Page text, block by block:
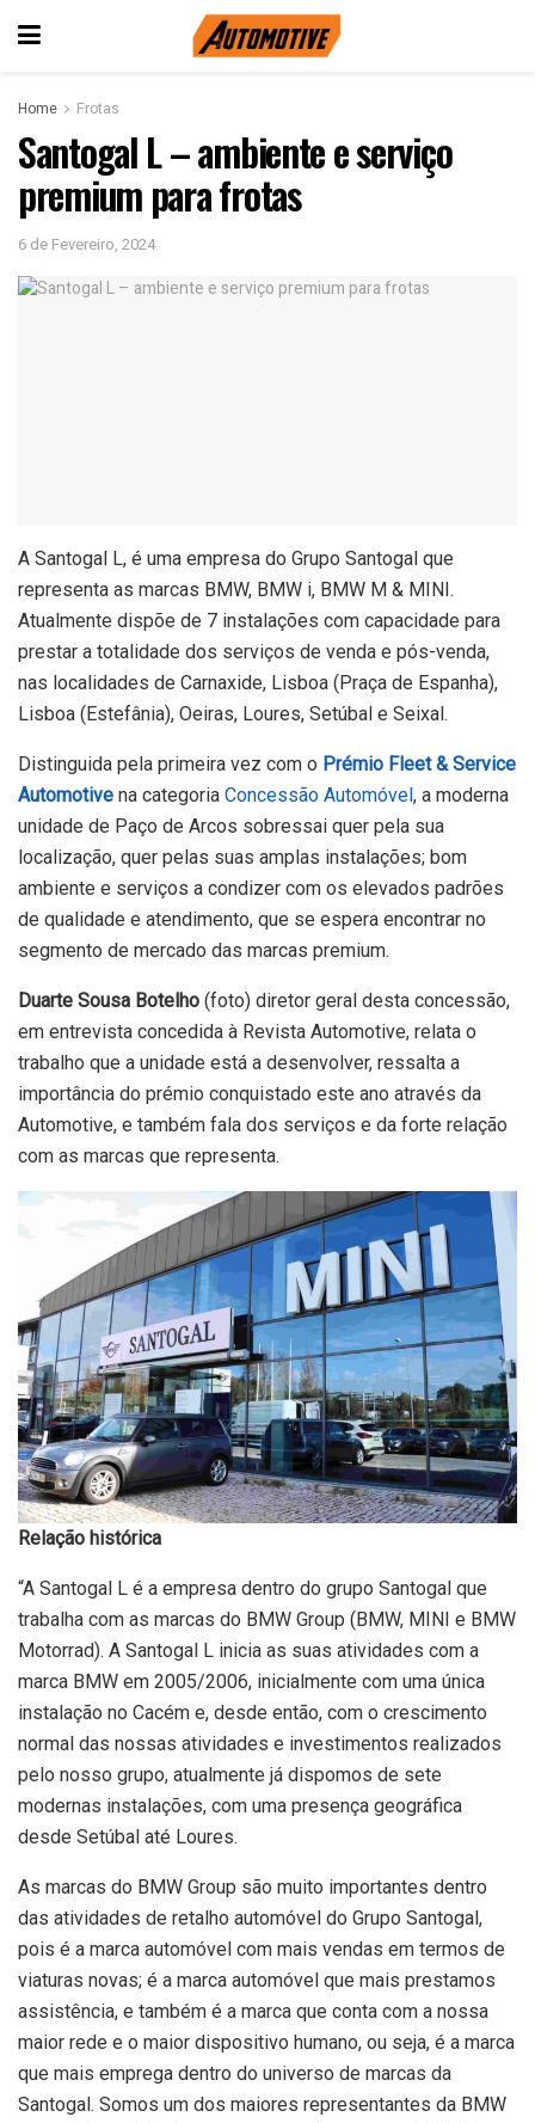
Home Frotas
Santogal L – ambiente e serviço
premium para frotas
6 de Fevereiro, 2024
A Santogal L, é uma empresa do Grupo Santogal que
representa as marcas BMW, BMW i, BMW M & MINI.
Atualmente dispõe de 7 instalações com capacidade para
prestar a totalidade dos serviços de venda e pós-venda,
nas localidades de Carnaxide, Lisboa (Praça de Espanha),
Lisboa (Estefânia), Oeiras, Loures, Setúbal e Seixal.
Distinguida pela primeira vez com o Prémio Fleet & Service
Automotive na categoria Concessão Automóvel, a moderna
unidade de Paço de Arcos sobressai quer pela sua
localização, quer pelas suas amplas instalações; bom
ambiente e serviços a condizer com os elevados padrões
de qualidade e atendimento, que se espera encontrar no
segmento de mercado das marcas premium.
Duarte Sousa Botelho (foto) diretor geral desta concessão,
em entrevista concedida à Revista Automotive, relata o
trabalho que a unidade está a desenvolver, ressalta a
importância do prémio conquistado este ano através da
Automotive, e também fala dos serviços e da forte relação
com as marcas que representa.
Relação histórica
“A Santogal L é a empresa dentro do grupo Santogal que
trabalha com as marcas do BMW Group (BMW, MINI e BMW
Motorrad). A Santogal L inicia as suas atividades com a
marca BMW em 2005/2006, inicialmente com uma única
instalação no Cacém e, desde então, com o crescimento
normal das nossas atividades e investimentos realizados
pelo nosso grupo, atualmente já dispomos de sete
modernas instalações, com uma presença geográfica
desde Setúbal até Loures.
As marcas do BMW Group são muito importantes dentro
das atividades de retalho automóvel do Grupo Santogal,
pois é a marca automóvel com mais vendas em termos de
viaturas novas; é a marca automóvel que mais prestamos
assistência, e também é a marca que conta com a nossa
maior rede e o maior dispositivo humano, ou seja, é a marca
que mais emprega dentro do universo de marcas da
Santogal. Somos um dos maiores representantes da BMW